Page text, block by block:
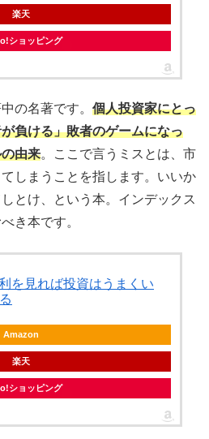
楽天
ショッピング
の名著です。 個人投資家にとっ
負ける」敗者のゲームになっ
由来。ここで言うミスとは、市
しまうことを指します。いいか
とけ、という本。インデックス
き本です。
を見れば投資はうまくい
Amazon
楽天
ショッピング